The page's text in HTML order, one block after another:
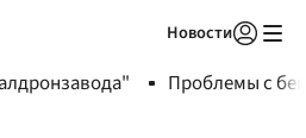
Новости
Проблемы с